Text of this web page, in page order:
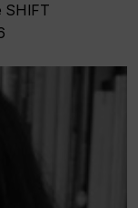
SHIFT